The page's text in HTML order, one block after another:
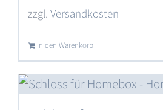
zzgl.Versandkosten
In den Warenkorb